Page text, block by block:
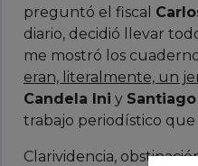
preguntó el fiscal
diario, decidió llevar
me mostró los
eran, literalmente, un
Candela Ini y Santiago
trabajo periodístico
Clarividencia,